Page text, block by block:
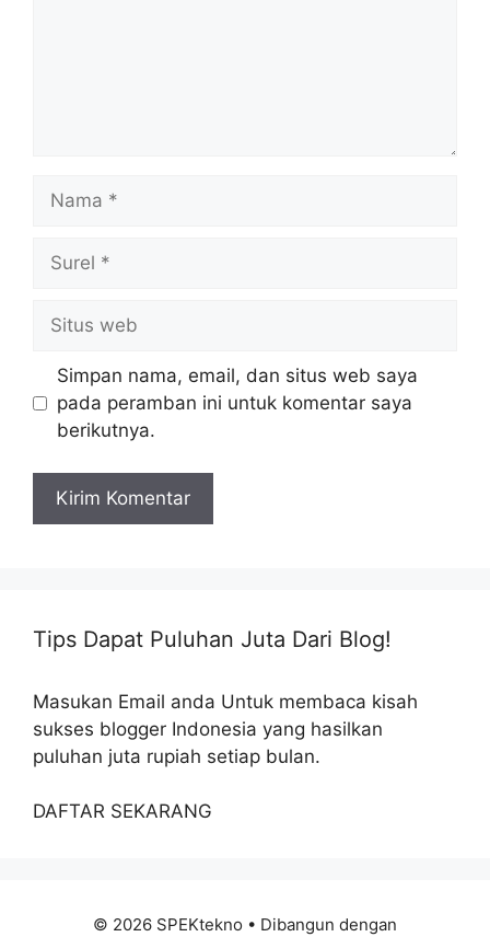
Nama
Surel
Situs
web
Simpan nama, email, dan situs web saya
pada peramban ini untuk komentar saya
berikutnya.
Tips Dapat Puluhan Juta Dari Blog!
Masukan Email anda Untuk membaca kisah
sukses blogger Indonesia yang hasilkan
puluhan juta rupiah setiap bulan.
DAFTAR SEKARANG
© 2026 SPEKtekno • Dibangun dengan